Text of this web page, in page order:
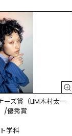
ズ賞（LIM木村太一
/優秀賞
学科